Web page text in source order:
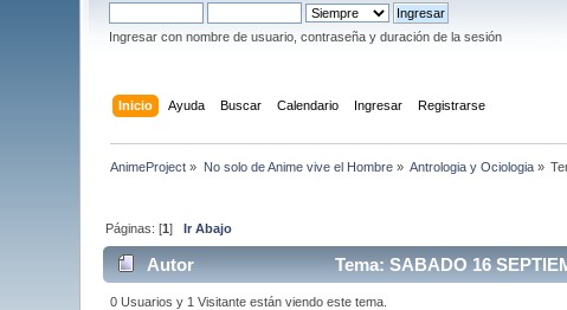
Ingresar con nombre de usuario, contraseña y duración de la sesión
Inicio Ayuda Buscar Calendario Ingresar Registrarse
AnimeProject » No solo de Anime vive el Hombre» Antrologia y Ociologia »
Páginas: [1]Ir Abajo
Autor Tema: SABADO 16
0 Usuarios y 1 Visitante están viendo este tema.